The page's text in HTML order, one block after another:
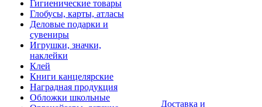
Гигиенические товары
Глобусы, карты, атласы
Деловые подарки и
сувениры
Игрушки, значки,
наклейки
Клей
Книги канцелярские
Наградная продукция
Обложки школьные
Доставка и